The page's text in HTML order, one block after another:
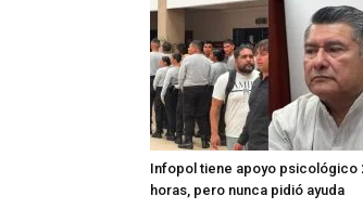
Infopol tiene apoyo psicológico
horas, pero nunca pidió ayuda